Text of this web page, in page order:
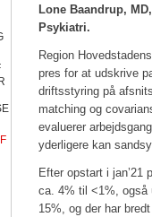
Lone Baandrup,
Psykiatri.
Region
pres for at udskrive
driftsstyring på
matching og
evaluerer
yderligere kan
Efter opstart i
ca. 4% til <1%, også
15%, og der har